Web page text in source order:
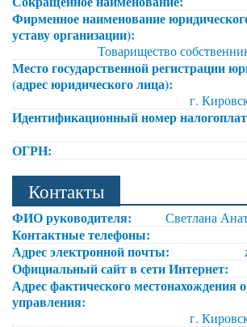
Фирменное наименование
уставу организации):
Товарищество
Место государственной регистрации
(адрес юридического лица):
г.
Идентификационный номер
ОГРН:
Контакты
ФИО руководителя: Светлана
Контактные телефоны:
Адрес электронной почты:
Официальный сайт в сети Интернет:
Адрес фактического местонахождения
управления:
г.